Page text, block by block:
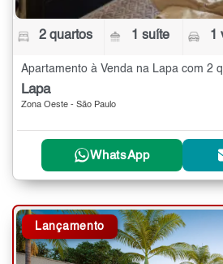
2 quartos 1 suíte 1
Apartamento à Venda na Lapa com 2
Lapa
Zona Oeste - São Paulo
WhatsApp
Lançamento